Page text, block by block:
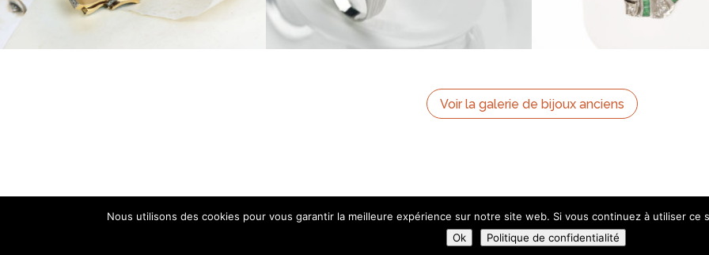
Voir la galerie de bijoux anciens
Instagram
Nous utilisons des cookies pour vous garantir la meilleure expérience sur notre site web. Si vous continuez à utiliser
Ok
Politique de confidentialité